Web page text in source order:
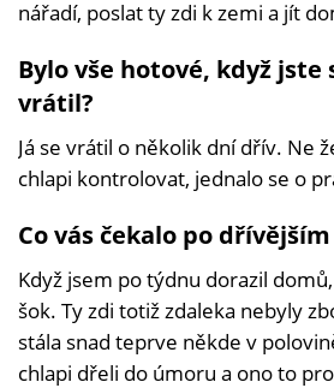
nářadí, poslat ty zdi k zemi a jít
Bylo vše hotové, když jste
vrátil?
Já se vrátil o několik dní dřív. Ne
chlapi kontrolovat, jednalo se o
Co vás čekalo po
Když jsem po týdnu dorazil
šok. Ty zdi totiž zdaleka nebyly
stála snad teprve někde v
chlapi dřeli do úmoru a ono to